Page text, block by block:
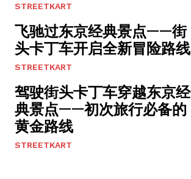
STREETKART
飞驰过东京经典景点——街
头卡丁车开启全新冒险路线
STREETKART
驾驶街头卡丁车穿越东京经
典景点——初次旅行必备的
黄金路线
STREETKART